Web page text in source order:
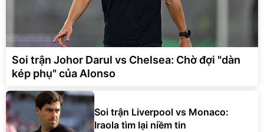
Soi trận Johor Darul vs Chelsea: Chờ đợi "dàn
kép phụ" của Alonso
Soi trận Liverpool vs Monaco:
Iraola tìm lại niềm tin